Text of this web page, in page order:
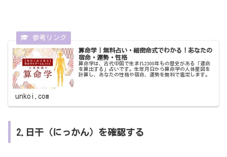
算命学｜無料占い・細密命式でわかる！あなたの
宿命・運勢・性格
算命学は、古代中国で生まれ2300年もの歴史がある「運命
を算出する」占いです。生年月日から算命学の人体星図を
計算し、あなたの性格や宿命、運勢を無料で鑑定します。
unkoi.com
2.日干（にっかん）を確認する